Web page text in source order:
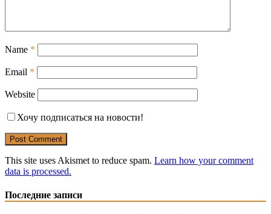
Name *
Email *
Website
Хочу подписаться на новости!
This site uses Akismet to reduce spam. Learn how your comment
data is processed.
Последние записи